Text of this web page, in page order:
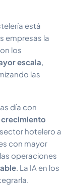
está
empresas la
los
escala,
las
día con
crecimiento
sector hotelero a
con mayor
operaciones
. La IA en los